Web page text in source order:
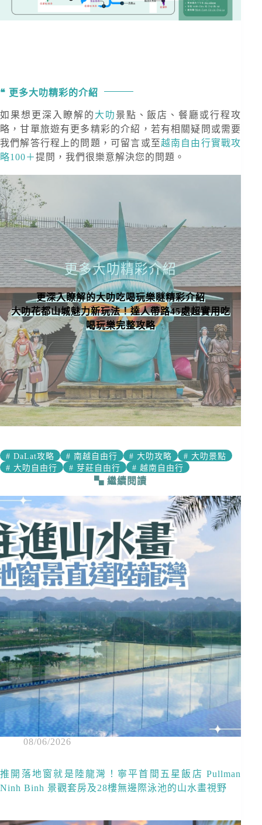
更多大叻精彩的介紹
如果想更深入瞭解的 大叻 景點、飯店、餐廳或行程攻
略，甘單旅遊有更多精彩的介紹，若有相關疑問或需要
我們解答行程上的問題，可留言或至越南自由行實戰攻
略100＋提問，我們很樂意解決您的問題。
更多大叻精彩介紹
更深入瞭解的大叻吃喝玩樂𣉢精彩介紹
大叻花都山城魅力新玩法！達人帶路45處超實用吃
喝玩樂完整攻略
# DaLat攻略 # 南越自由行 # 大叻攻略 # 大叻景點
# 大叻自由行 # 芽莊自由行 # 越南自由行
繼續閱讀
08/06/2026
推開落地窗就是陸龍灣！寧平首間五星飯店 Pullman
Ninh Binh 景觀套房及28樓無邊際泳池的山水畫視野